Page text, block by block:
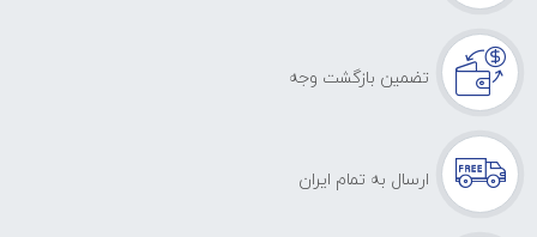
تضمین بازگشت وجه
ارسال به تمام ایران